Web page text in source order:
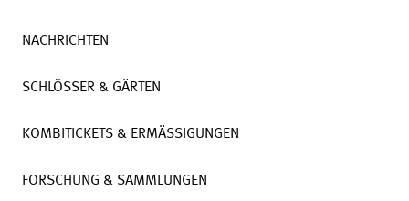
NACHRICHTEN
SCHLÖSSER & GÄRTEN
KOMBITICKETS & ERMÄSSIGUNGEN
FORSCHUNG & SAMMLUNGEN